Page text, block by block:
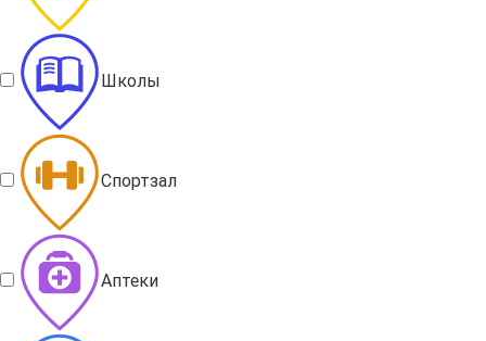
Школы
Спортзал
Аптеки